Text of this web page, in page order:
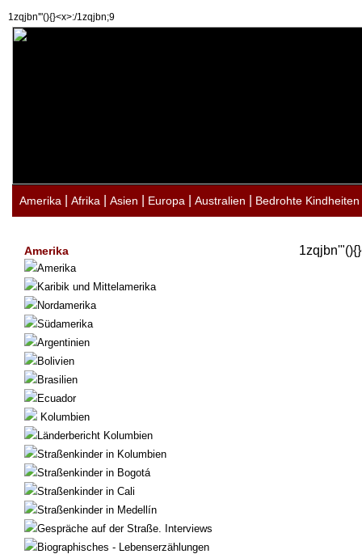
1zqjbn'"(){}<x>:/1zqjbn;9
Amerika Afrika Asien Europa Australien Bedrohte Kindheiten
Amerika
Amerika
Karibik und Mittelamerika
Nordamerika
Südamerika
Argentinien
Bolivien
Brasilien
Ecuador
Kolumbien
Länderbericht Kolumbien
Straßenkinder in Kolumbien
Straßenkinder in Bogotá
Straßenkinder in Cali
Straßenkinder in Medellín
Gespräche auf der Straße. Interviews
Biographisches - Lebenserzählungen